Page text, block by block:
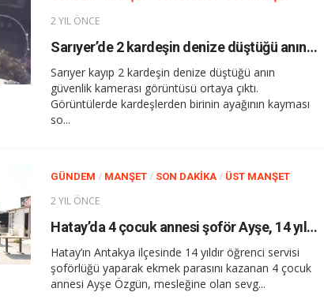
2 YIL ÖNCE
Sarıyer’de 2 kardeşin denize düştüğü anın görüntüsü ortaya çıktı
Sarıyer kayıp 2 kardeşin denize düştüğü anın
güvenlik kamerası görüntüsü ortaya çıktı.
Görüntülerde kardeşlerden birinin ayağının kayması
so...
GÜNDEM / MANŞET / SON DAKIKA / ÜST MANŞET
2 YIL ÖNCE
Hatay’da 4 çocuk annesi şoför Ayşe, 14 yıldır direksiyon sallayarak ekmek parasını kazanıyor
Hatay’ın Antakya ilçesinde 14 yıldır öğrenci servisi
şoförlüğü yaparak ekmek parasını kazanan 4 çocuk
annesi Ayşe Özgün, mesleğine olan sevg...